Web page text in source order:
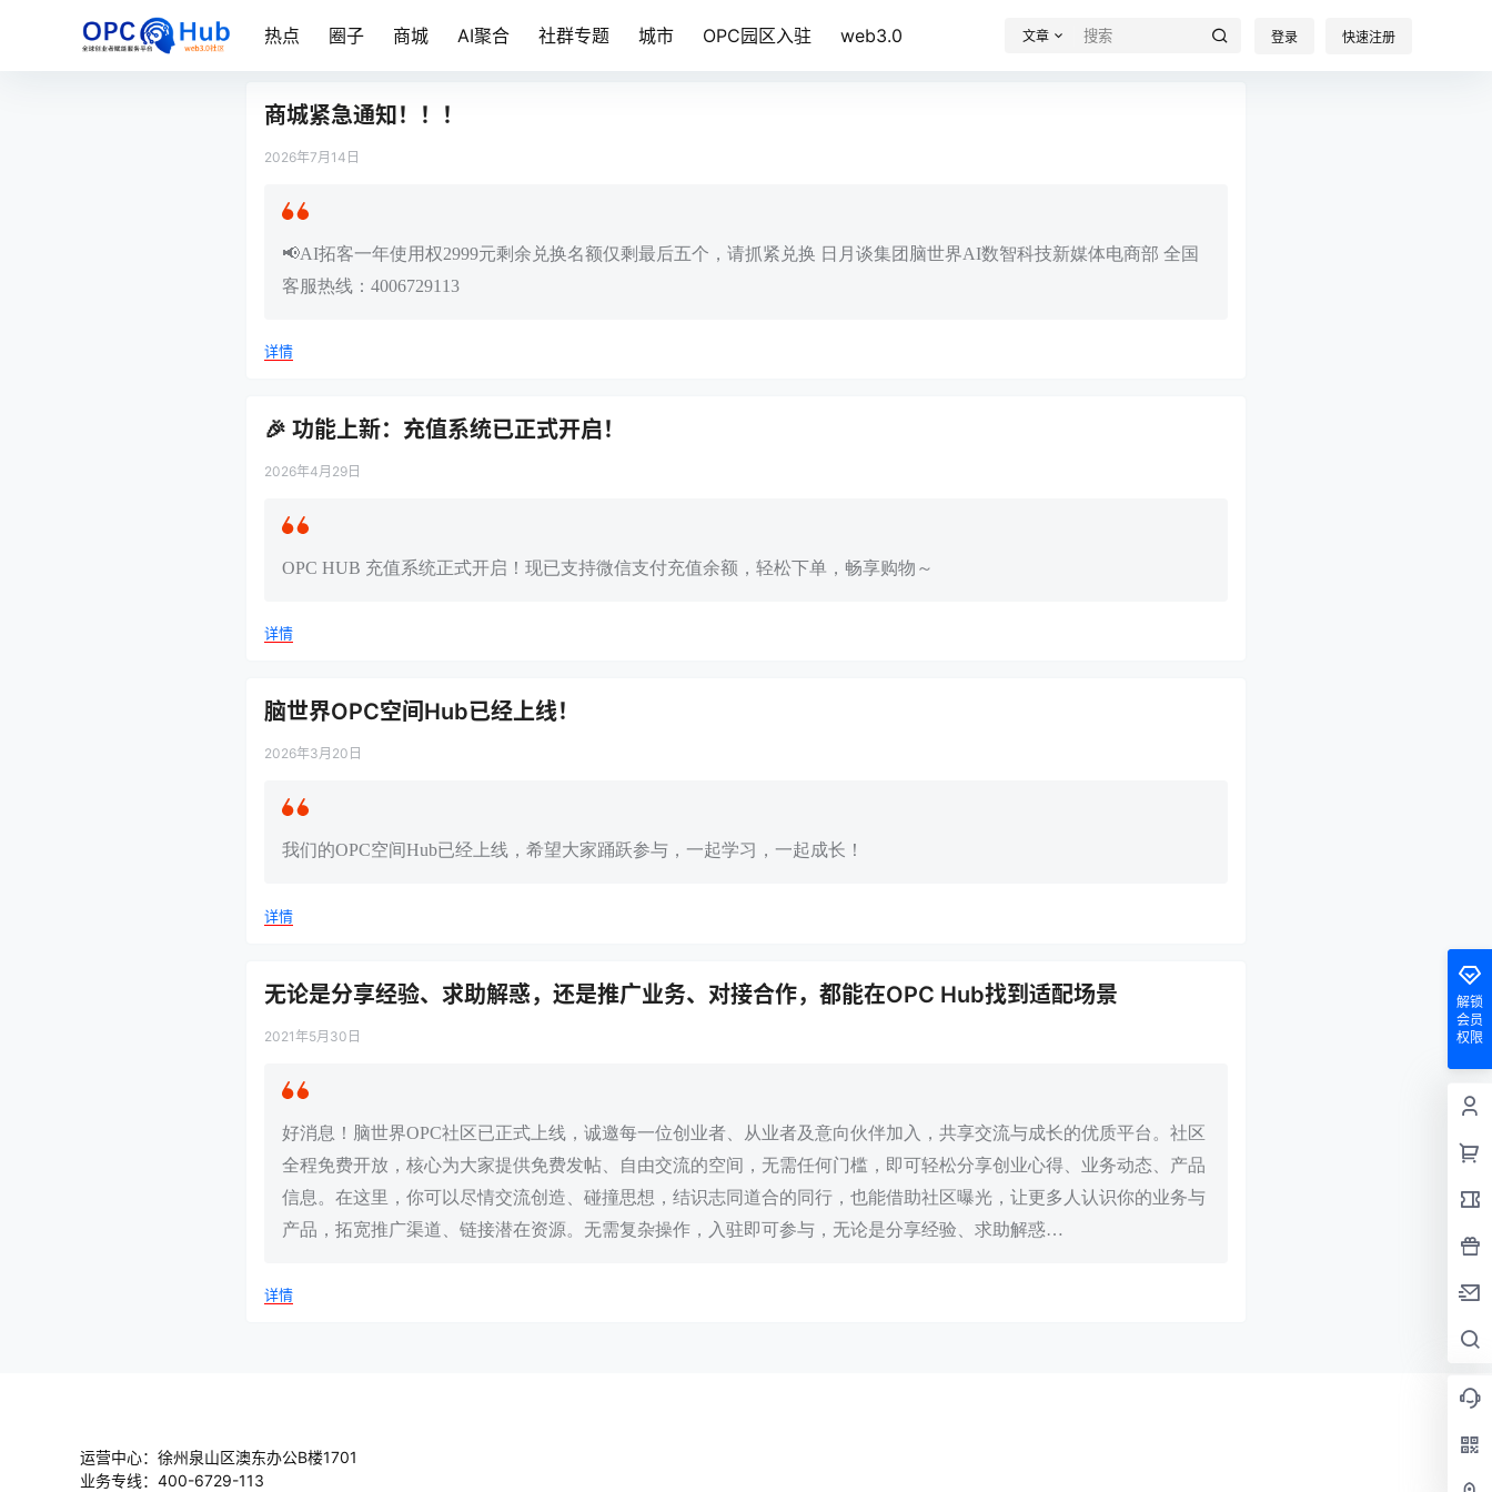
热点 圈子 商城 AI聚合 社群专题 城市 OPC园区入驻 web3.0 文章 登录 快速注册
商城紧急通知！！！
2026年7月14日
📢AI拓客一年使用权2999元剩余兑换名额仅剩最后五个，请抓紧兑换 日月谈集团脑世界AI数智科技新媒体电商部 全国
客服热线：4006729113
详情
🎉 功能上新：充值系统已正式开启！
2026年4月29日
OPC HUB 充值系统正式开启！现已支持微信支付充值余额，轻松下单，畅享购物～
详情
脑世界OPC空间Hub已经上线！
2026年3月20日
我们的OPC空间Hub已经上线，希望大家踊跃参与，一起学习，一起成长！
详情
无论是分享经验、求助解惑，还是推广业务、对接合作，都能在OPC Hub找到适配场景
2021年5月30日
好消息！脑世界OPC社区已正式上线，诚邀每一位创业者、从业者及意向伙伴加入，共享交流与成长的优质平台。社区
全程免费开放，核心为大家提供免费发帖、自由交流的空间，无需任何门槛，即可轻松分享创业心得、业务动态、产品
信息。在这里，你可以尽情交流创造、碰撞思想，结识志同道合的同行，也能借助社区曝光，让更多人认识你的业务与
产品，拓宽推广渠道、链接潜在资源。无需复杂操作，入驻即可参与，无论是分享经验、求助解惑…
详情
解锁
会员
权限
运营中心：徐州泉山区澳东办公B楼1701
业务专线：400-6729-113